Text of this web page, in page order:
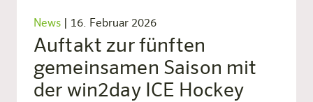
News 16. Februar 2026
Auftakt zur fünften
gemeinsamen Saison mit
der win2day ICE Hockey